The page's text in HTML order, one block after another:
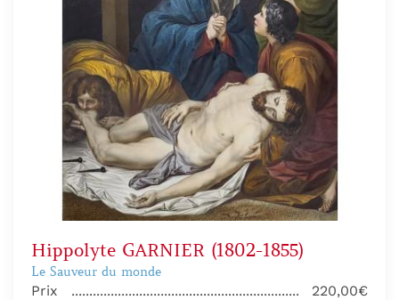
Hippolyte GARNIER (1802-1855)
Le Sauveur du monde
Prix 220,00€